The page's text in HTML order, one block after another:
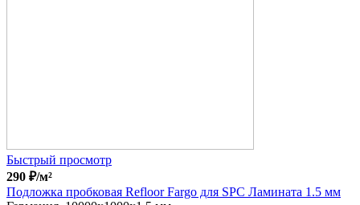
Быстрый просмотр
290 ₽/м²
Подложка пробковая Refloor Fargo для SPC Ламината 1.5 мм